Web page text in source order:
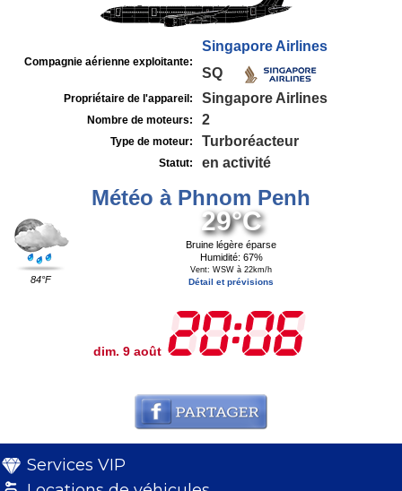
Compagnie aérienne exploitante:
Singapore Airlines
SQ
Propriétaire de l'appareil: Singapore Airlines
Nombre de moteurs: 2
Type de moteur: Turboréacteur
Statut: en activité
Météo à Phnom Penh
84°F
29°C
Bruine légère éparse
Humidité: 67%
Vent: WSW à 22km/h
Détail et prévisions
dim. 9 août
Services VIP